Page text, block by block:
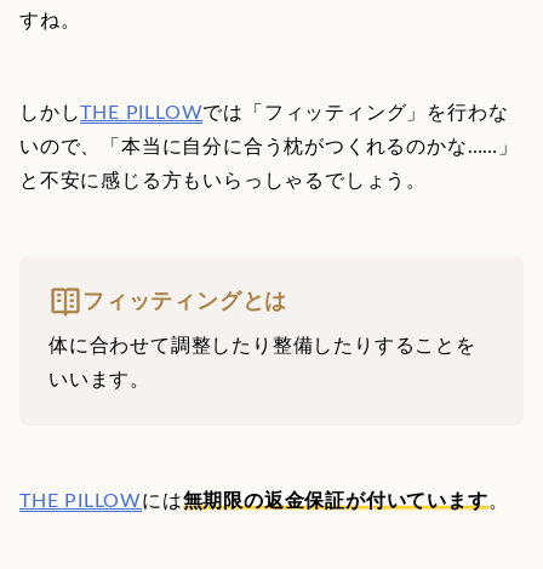
すね。
しかしTHE PILLOWでは「フィッティング」を行わな
いので、「本当に自分に合う枕がつくれるのかな……」
と不安に感じる方もいらっしゃるでしょう。
フィッティングとは
体に合わせて調整したり整備したりすることを
いいます。
THE PILLOWには無期限の返金保証が付いています。